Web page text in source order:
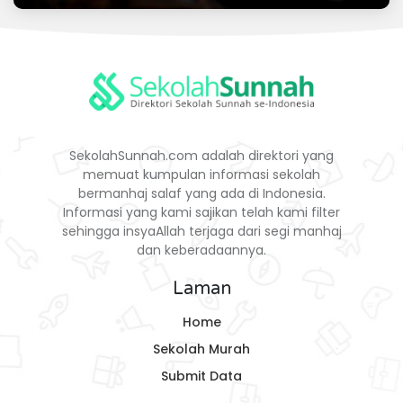
SekolahSunnah.com adalah direktori yang
memuat kumpulan informasi sekolah
bermanhaj salaf yang ada di Indonesia.
Informasi yang kami sajikan telah kami filter
sehingga insyaAllah terjaga dari segi manhaj
dan keberadaannya.
Laman
Home
Sekolah Murah
Submit Data